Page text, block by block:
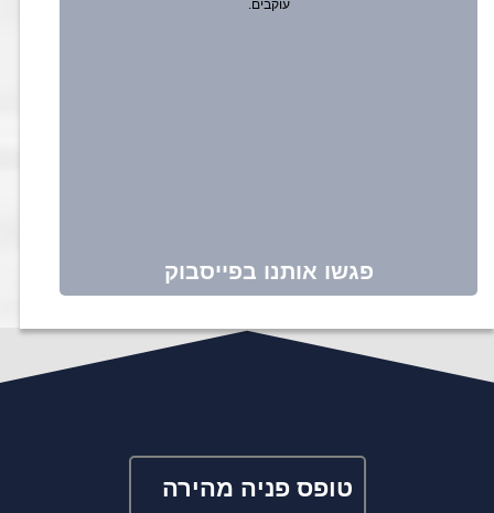
פגשו אותנו בפייסבוק
טופס פניה מהירה